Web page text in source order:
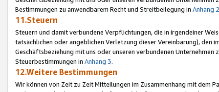
Bestimmungen zu anwendbarem Recht und Streitbeilegung in Anhang 2
11.Steuern
Steuern und damit verbundene Verpflichtungen, die in irgendeiner
tatsächlichen oder angeblichen Verletzung dieser Vereinbarung), den
Geschäftsbeziehung mit uns oder unseren verbundenen
Steuerbestimmungen in Anhang 3.
12.Weitere Bestimmungen
Wir können von Zeit zu Zeit Mitteilungen im Zusammenhang mit dem